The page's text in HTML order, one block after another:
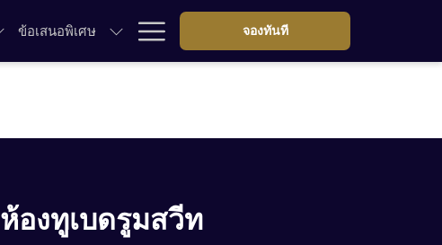
ข้อเสนอพิเศษ Hamburger
Menu จองทันที
ห้องทูเบดรูมสวีท